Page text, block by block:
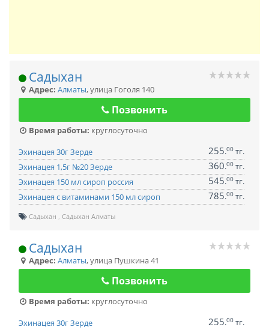
Садыхан
Адрес: Алматы,улица Гоголя 140
Позвонить
Время работы: круглосуточно
Эхинацея 30г Зерде
255.00 тг.
Эхинацея 1,5г №20 Зерде
360.00 тг.
Эхинацея 150 мл сироп россия
545.00 тг.
Эхинацея с витаминами 150 мл сироп
785.00 тг.
Садыхан Садыхан Алматы
Садыхан
Адрес: Алматы,улица Пушкина 41
Позвонить
Время работы: круглосуточно
Эхинацея 30г Зерде
255.00 тг.